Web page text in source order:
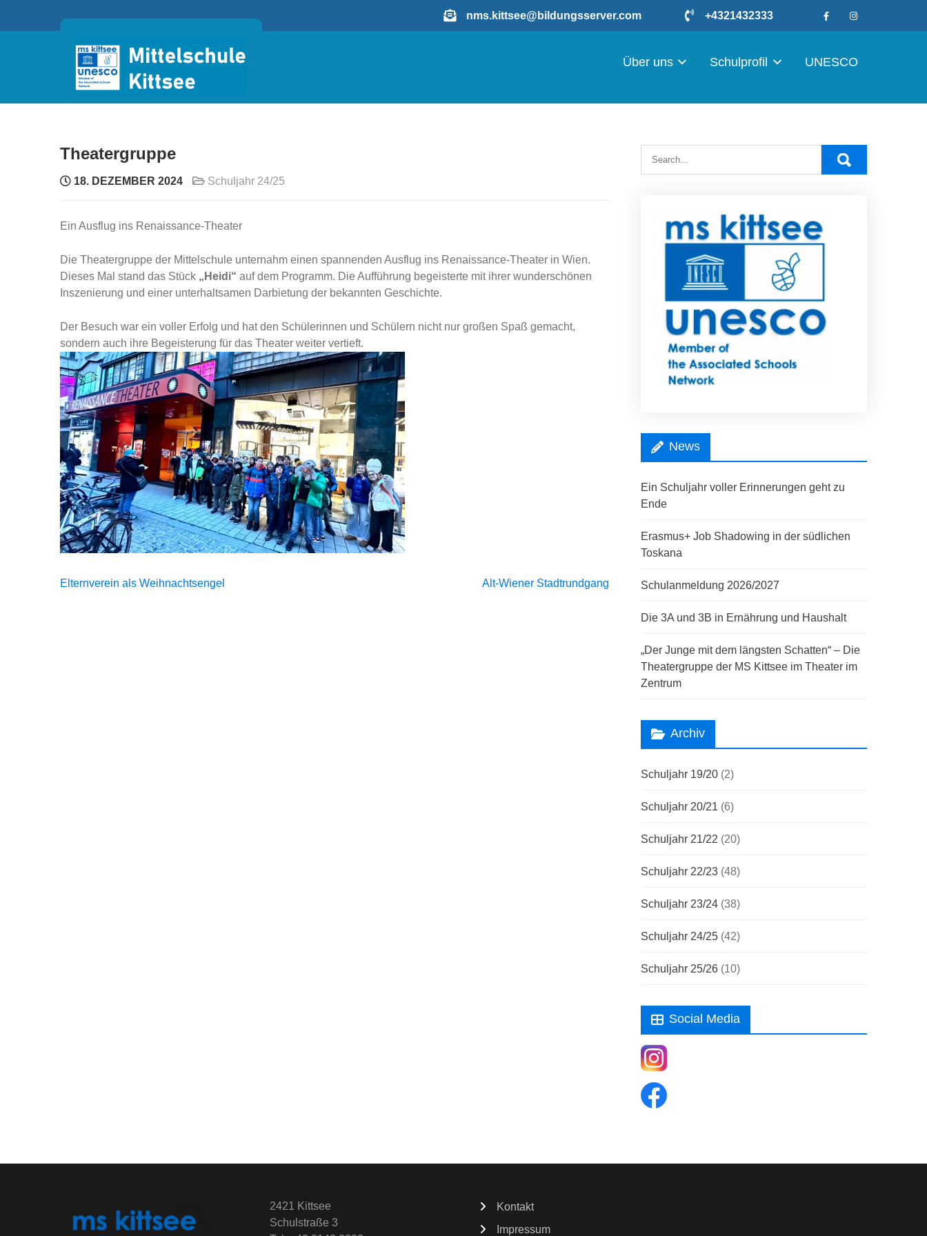
nms.kittsee@bildungsserver.com +4321432333
Über uns Schulprofil UNESCO
Theatergruppe
18. DEZEMBER 2024 Schuljahr 24/25
Ein Ausflug ins Renaissance-Theater
Die Theatergruppe der Mittelschule unternahm einen spannenden Ausflug ins Renaissance-Theater in Wien.
Dieses Mal stand das Stück „Heidi“ auf dem Programm. Die Aufführung begeisterte mit ihrer wunderschönen
Inszenierung und einer unterhaltsamen Darbietung der bekannten Geschichte.
Der Besuch war ein voller Erfolg und hat den Schülerinnen und Schülern nicht nur großen Spaß gemacht,
sondern auch ihre Begeisterung für das Theater weiter vertieft.
Beitragsnavigation
Elternverein als Weihnachtsengel Alt-Wiener Stadtrundgang
News
Ein Schuljahr voller Erinnerungen geht zu
Ende
Erasmus+ Job Shadowing in der südlichen
Toskana
Schulanmeldung 2026/2027
Die 3A und 3B in Ernährung und Haushalt
„Der Junge mit dem längsten Schatten“ – Die
Theatergruppe der MS Kittsee im Theater im
Zentrum
Archiv
Schuljahr 19/20 (2)
Schuljahr 20/21 (6)
Schuljahr 21/22 (20)
Schuljahr 22/23 (48)
Schuljahr 23/24 (38)
Schuljahr 24/25 (42)
Schuljahr 25/26 (10)
Social Media
2421 Kittsee
Schulstraße 3
Kontakt
Impressum